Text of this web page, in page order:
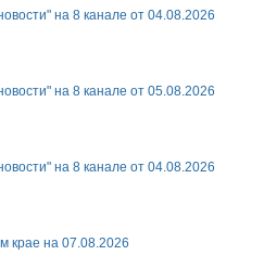
на 8 канале от 04.08.2026
на 8 канале от 05.08.2026
на 8 канале от 04.08.2026
крае на 07.08.2026